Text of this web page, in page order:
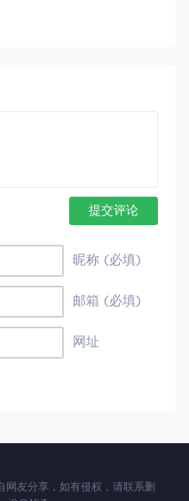
提交评论
昵称 (必填)
邮箱 (必填)
网址
网友分享，如有侵权，请联系删